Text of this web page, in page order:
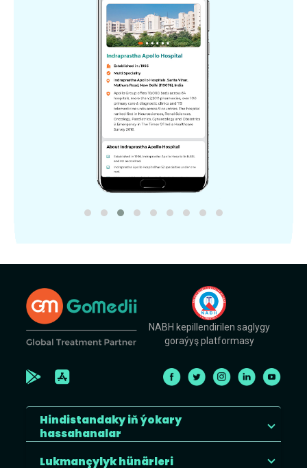
NABH kepillendirilen saglygy
goraýyş platformasy
Hindistandaky iň ýokary
hassahanalar
Lukmançylyk hünärleri